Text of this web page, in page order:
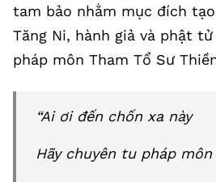
tam bảo nhằm mục đích
Tăng Ni, hành giả và phật
pháp môn Tham Tổ Sư
“Ai ơi đến chốn xa này
Hãy chuyên tu pháp môn